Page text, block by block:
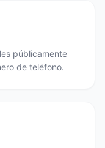
públicamente
de teléfono.